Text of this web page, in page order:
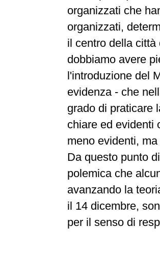
organizzati che
organizzati,
il centro della
dobbiamo avere
l'introduzione del
evidenza - che
grado di praticare
chiare ed evidenti
meno evidenti,
Da questo punto
polemica che
avanzando la
il 14 dicembre,
per il senso di